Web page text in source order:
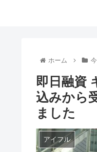
ホーム
即日融資
込みから
ました
アイフル